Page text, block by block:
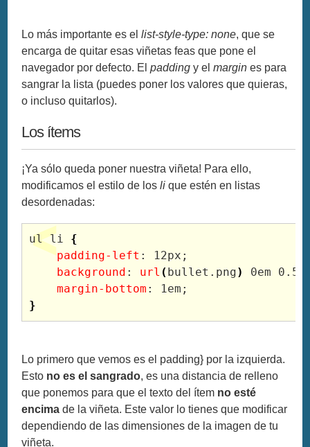
Lo más importante es ellist-style-type: none, que se
encarga de quitar esas viñetas feas que pone el
navegador por defecto. Elpadding y elmargin es para
sangrar la lista (puedes poner los valores que quieras,
o incluso quitarlos).
Los ítems
¡Ya sólo queda poner nuestra viñeta! Para ello,
modificamos el estilo de losli que estén en listas
desordenadas:
ul li {
padding-left : 12px;
background : url ( bullet.png) 0em 0
margin-bottom
}
Lo primero que vemos es el padding} por la izquierda.
Esto no es el sangrado, es una distancia de relleno
que ponemos para que el texto del ítem no esté
encima de la viñeta. Este valor lo tienes que modificar
dependiendo de las dimensiones de la imagen de tu
viñeta.